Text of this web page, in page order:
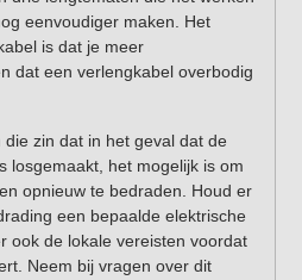
eenvoudiger maken. Het
is dat je meer
dat een verlengkabel overbodig
zin dat in het geval dat de
losgemaakt, het mogelijk is om
opnieuw te bedraden. Houd er
een bepaalde elektrische
ook de lokale vereisten voordat
Neem bij vragen over dit